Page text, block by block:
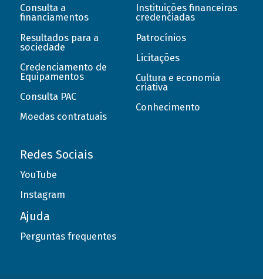
Consulta a
financiamentos
Resultados para a
sociedade
Credenciamento de
Equipamentos
Consulta PAC
Moedas contratuais
Instituições financeiras
credenciadas
Patrocínios
Licitações
Cultura e economia
criativa
Conhecimento
Redes Sociais
YouTube
Instagram
Ajuda
Perguntas frequentes